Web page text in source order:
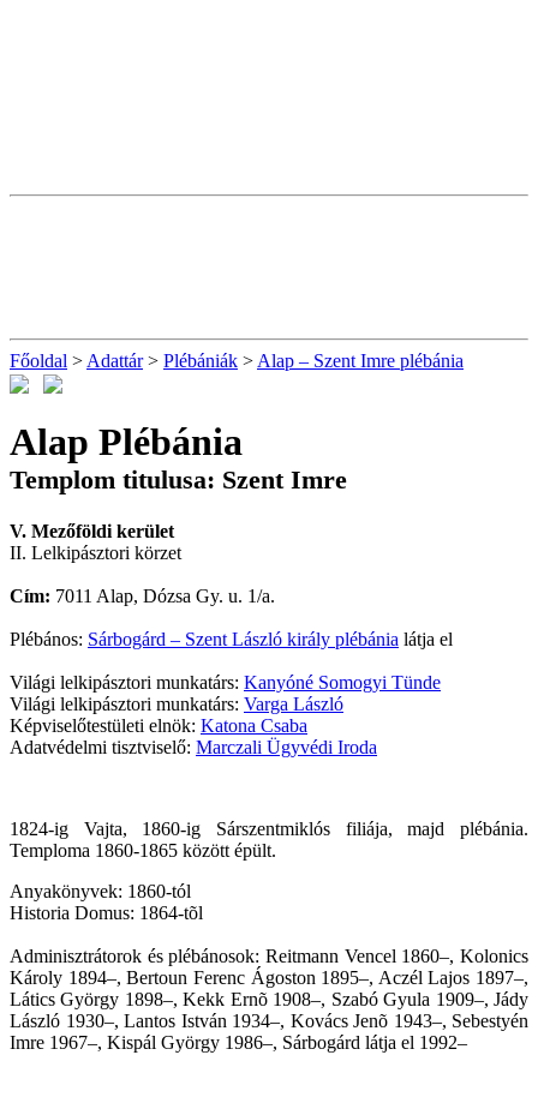
Főoldal > Adattár> Plébániák > Alap – Szent Imre plébánia
Alap Plébánia
Templom titulusa: Szent Imre
V. Mezőföldi kerület
II. Lelkipásztori körzet
Cím: 7011 Alap, Dózsa Gy. u. 1/a.
Plébános: Sárbogárd – Szent László király plébánia látja el
Világi lelkipásztori munkatárs: Kanyóné Somogyi Tünde
Világi lelkipásztori munkatárs: Varga László
Képviselőtestületi elnök: Katona Csaba
Adatvédelmi tisztviselő: Marczali Ügyvédi Iroda
1824-ig Vajta, 1860-ig Sárszentmiklós filiája, majd plébánia.
Temploma 1860-1865 között épült.
Anyakönyvek: 1860-tól
Historia Domus: 1864-tõl
Adminisztrátorok és plébánosok: Reitmann Vencel 1860–, Kolonics
Károly 1894–, Bertoun Ferenc Ágoston 1895–, Aczél Lajos 1897–,
Látics György 1898–, Kekk Ernõ 1908–, Szabó Gyula 1909–, Jády
László 1930–, Lantos István 1934–, Kovács Jenõ 1943–, Sebestyén
Imre 1967–, Kispál György 1986–, Sárbogárd látja el 1992–